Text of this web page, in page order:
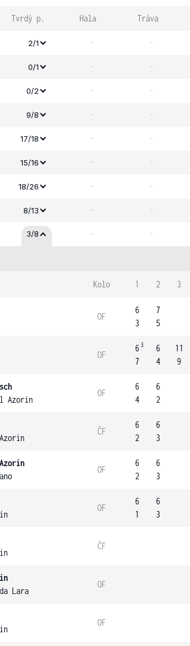
Tvrdý p. Hala Tráva
2/1 - -
0/1 - -
0/2 - -
9/8 - -
17/18 - -
15/16 - -
18/26 - -
8/13 - -
3/8 - -
Kolo 1 2 3
OF
6
3
7
5
OF
6 3
7
6
4
11
9
Azorin
OF
6
4
6
2
ČF
6
2
6
3
OF
6
2
6
3
OF
6
1
6
3
ČF
Lara
OF
OF